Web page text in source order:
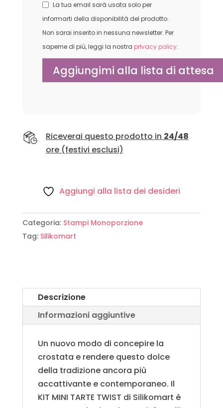
La tua email sarà usata solo per
informarti della disponibilità del prodotto.
Non sarai inserito in nessuna newsletter. Per
saperne di più, leggi la nostra privacy policy.
Riceverai questo prodotto in 24/48
ore (festivi esclusi)
Aggiungi alla lista dei desideri
Categoria: Stampi Monoporzione
Tag: Silikomart
Descrizione
Informazioni aggiuntive
Un nuovo modo di concepire la
crostata e rendere questo dolce
della tradizione ancora più
accattivante e contemporaneo. Il
KIT MINI TARTE TWIST di Silikomart è